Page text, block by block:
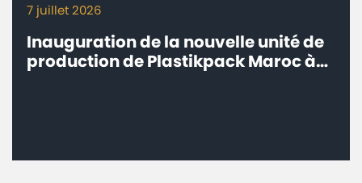
7 juillet 2026
Inauguration de la nouvelle unité de
production de Plastikpack Maroc à